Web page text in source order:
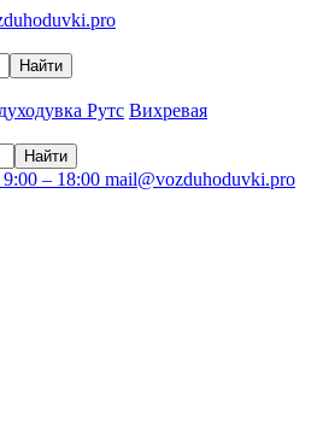
Рутс Вихревая
– 18:00 mail@vozduhoduvki.pro